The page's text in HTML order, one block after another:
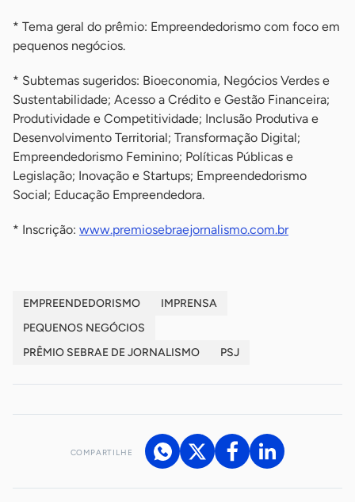
* Tema geral do prêmio: Empreendedorismo com foco em
pequenos negócios.
* Subtemas sugeridos: Bioeconomia, Negócios Verdes e
Sustentabilidade; Acesso a Crédito e Gestão Financeira;
Produtividade e Competitividade; Inclusão Produtiva e
Desenvolvimento Territorial; Transformação Digital;
Empreendedorismo Feminino; Políticas Públicas e
Legislação; Inovação e Startups; Empreendedorismo
Social; Educação Empreendedora.
* Inscrição: www.premiosebraejornalismo.com.br
EMPREENDEDORISMO
IMPRENSA
PEQUENOS NEGÓCIOS
PRÊMIO SEBRAE DE JORNALISMO
PSJ
COMPARTILHE